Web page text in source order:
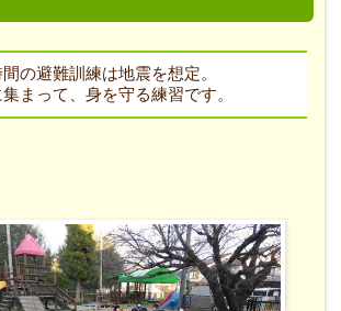
の避難訓練は地震を想定。
まって、身を守る練習です。